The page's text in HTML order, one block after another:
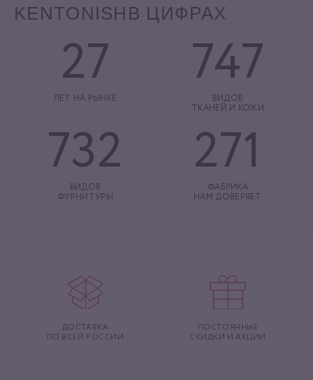
KENTONISH В ЦИФРАХ
27
ЛЕТ НА РЫНКЕ
747
ВИДОВ
ТКАНЕЙ И КОЖИ
732
ВИДОВ
ФУРНИТУРЫ
271
ФАБРИКА
НАМ ДОВЕРЯЕТ
ДОСТАВКА
ПО ВСЕЙ РОССИИ
ПОСТОЯННЫЕ
СКИДКИ И АКЦИИ